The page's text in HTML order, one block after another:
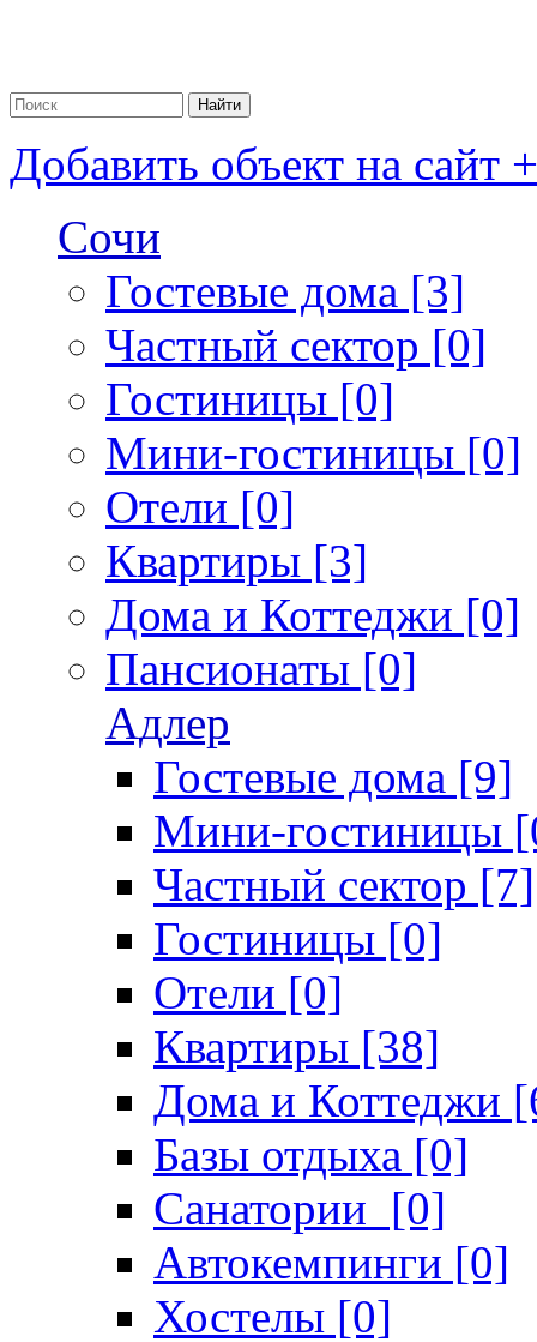
Добавить объект на сайт +
Сочи
Гостевые дома [3]
Частный сектор [0]
Гостиницы [0]
Мини-гостиницы [0]
Отели [0]
Квартиры [3]
Дома и Коттеджи [0]
Пансионаты [0]
Адлер
Гостевые дома [9]
Мини-гостиницы
Частный сектор [7]
Гостиницы [0]
Отели [0]
Квартиры [38]
Дома и Коттеджи
Базы отдыха [0]
Санатории [0]
Автокемпинги [0]
Хостелы [0]